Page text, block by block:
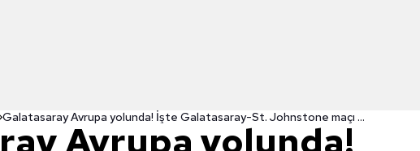
Galatasaray Avrupa yolunda! İşte Galatasaray-St. Johnstone maçı muhtemel 11'leri
Avrupa yolunda!